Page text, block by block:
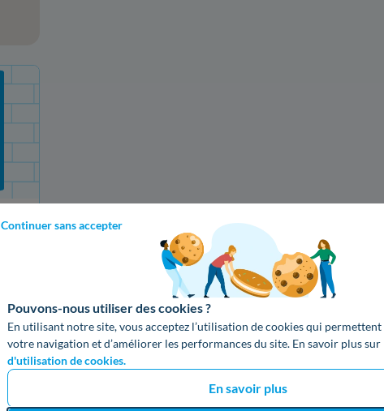
Continuer sans accepter
Pouvons-nous utiliser des cookies ?
En utilisant notre site, vous acceptez l’utilisation de cookies qui
votre navigation et d’améliorer les performances du site. En savoir plus
d'utilisation de cookies.
En savoir plus